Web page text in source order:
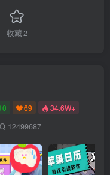
收藏2
0 69 34.6W+
12499687